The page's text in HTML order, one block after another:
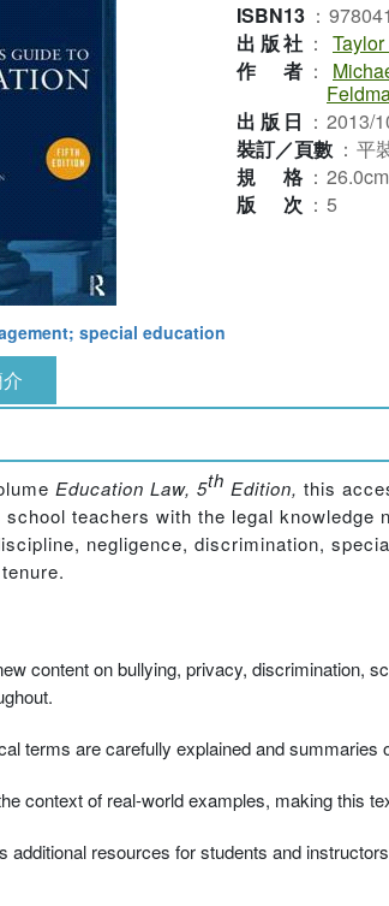
ISBN13 ：
出版社 ：
作者 ：
出版日 ： 2013/
裝訂／頁數 ： 平
規格 ：
版次 ： 5
special education
Education Law, 5th Edition, this
teachers with the legal knowledge
negligence, discrimination,
content on bullying, privacy, discrimination,
terms are carefully explained and
context of real-world examples, making this
additional resources for students and